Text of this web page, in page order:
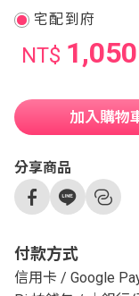
宅配到府
NT$ 1,050
加入購物
分享商品
付款方式
信用卡 / Google